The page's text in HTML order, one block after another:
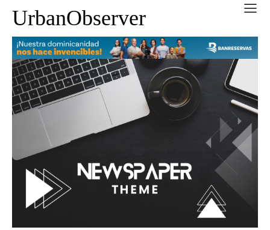
UrbanObserver